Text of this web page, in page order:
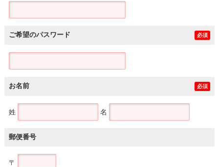
ご希望のパスワード 必須
お名前 必須
姓 名
郵便番号
〒